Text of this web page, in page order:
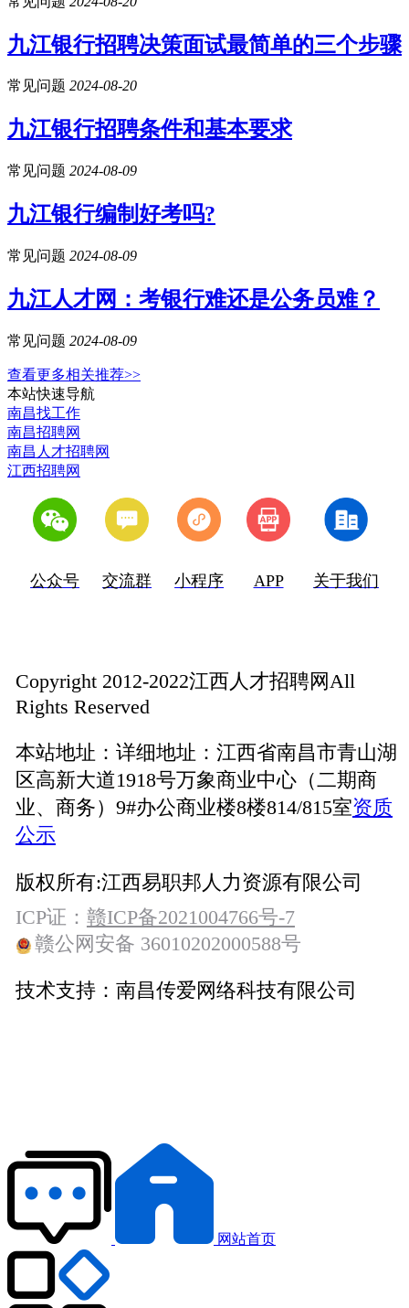
九江银行招聘决策面试最简单的三个步骤
常见问题 2024-08-20
九江银行招聘条件和基本要求
常见问题 2024-08-09
九江银行编制好考吗?
常见问题 2024-08-09
九江人才网：考银行难还是公务员难？
常见问题 2024-08-09
查看更多相关推荐>>
本站快速导航
南昌找工作
南昌招聘网
南昌人才招聘网
江西招聘网
公众号 交流群 小程序 APP 关于我们
Copyright 2012-2022江西人才招聘网All
Rights Reserved
本站地址： 详细地址：江西省南昌市青山湖
区高新大道1918号万象商业中心（二期商
业、商务）9#办公商业楼8楼814/815室资质
公示
版权所有:江西易职邦人力资源有限公司
ICP证： 赣ICP备2021004766号-7
赣公网安备 36010202000588号
技术支持： 南昌传爱网络科技有限公司
网站首页